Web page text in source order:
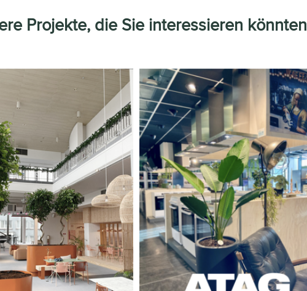
Projekte, die Sie interessieren könnten